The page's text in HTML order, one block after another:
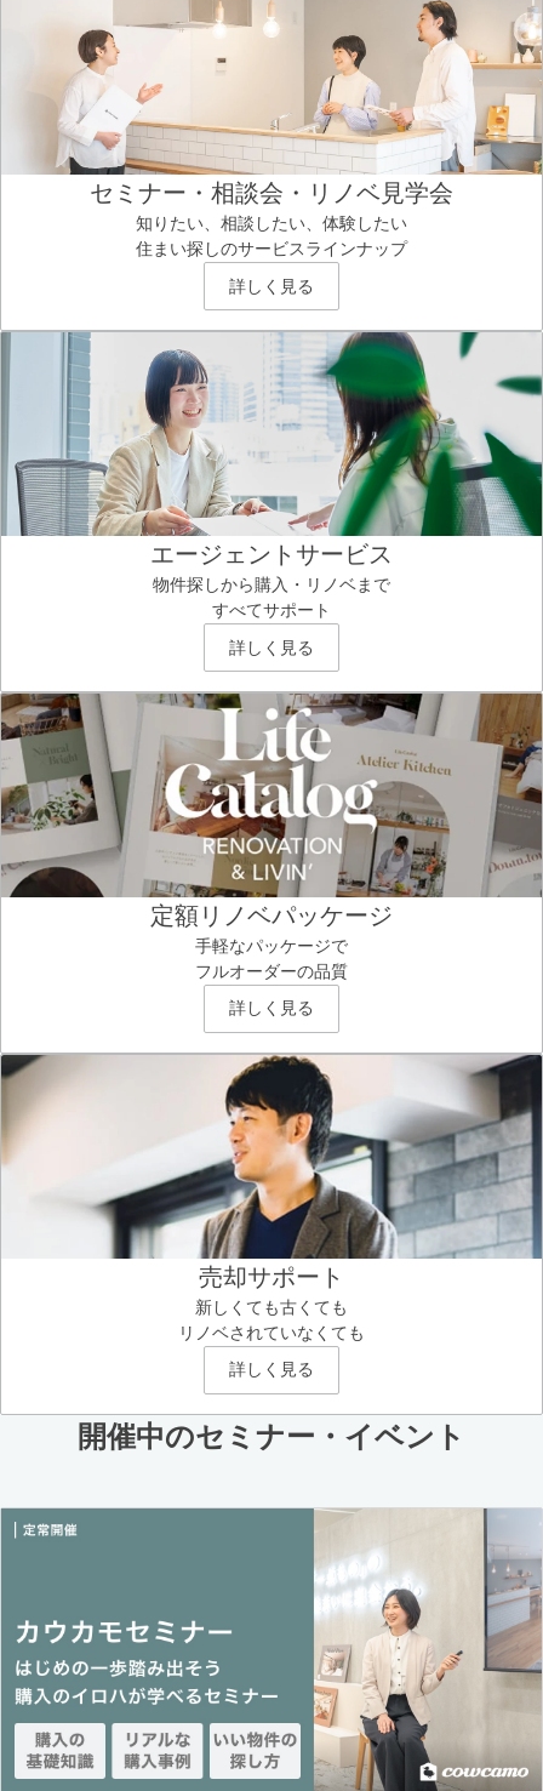
セミナー・相談会・リノベ見学会
知りたい、相談したい、体験したい
住まい探しのサービスラインナップ
詳しく見る
エージェントサービス
物件探しから購入・リノベまで
すべてサポート
詳しく見る
定額リノベパッケージ
手軽なパッケージで
フルオーダーの品質
詳しく見る
売却サポート
新しくても古くても
リノベされていなくても
詳しく見る
開催中のセミナー・イベント